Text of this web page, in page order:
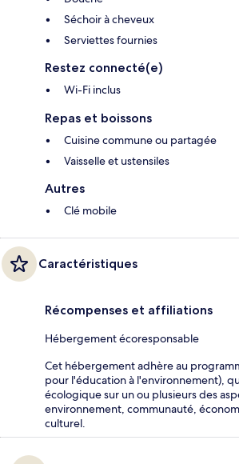
Séchoir à cheveux
Serviettes fournies
Restez connecté(e)
Wi-Fi inclus
Repas et boissons
Cuisine commune ou partagée
Vaisselle et ustensiles
Autres
Clé mobile
Caractéristiques
Récompenses et affiliations
Hébergement écoresponsable
Cet hébergement adhère au
pour l'éducation à l'environnement),
écologique sur un ou plusieurs des
environnement, communauté,
culturel.